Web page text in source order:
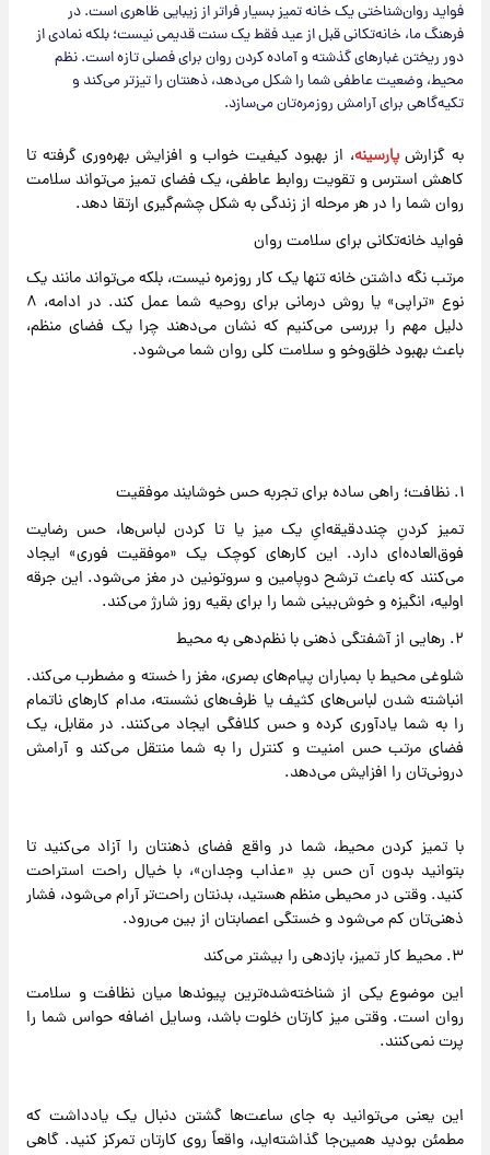
فواید روان‌شناختی یک خانه‌ تمیز بسیار فراتر از زیبایی ظاهری است. در
فرهنگ ما، خانه‌تکانی قبل از عید فقط یک سنت قدیمی نیست؛ بلکه نمادی از
دور ریختن غبارهای گذشته و آماده کردن روان برای فصلی تازه است. نظم
محیط، وضعیت عاطفی شما را شکل می‌دهد، ذهنتان را تیزتر می‌کند و
تکیه‌گاهی برای آرامش روزمره‌تان می‌سازد.
به گزارشپارسینه، از بهبود کیفیت خواب و افزایش بهره‌وری گرفته تا
کاهش استرس و تقویت روابط عاطفی، یک فضای تمیز می‌تواند سلامت
روان شما را در هر مرحله از زندگی به شکل چشم‌گیری ارتقا دهد.
فواید خانه‌تکانی برای سلامت روان
مرتب نگه داشتن خانه تنها یک کار روزمره نیست، بلکه می‌تواند مانند یک
نوع «تراپی» یا روش درمانی برای روحیه شما عمل کند. در ادامه، ۸
دلیل مهم را بررسی می‌کنیم که نشان می‌دهند چرا یک فضای منظم،
باعث بهبود خلق‌وخو و سلامت کلی روان شما می‌شود.
۱. نظافت؛ راهی ساده برای تجربه حس خوشایند موفقیت
تمیز کردنِ چنددقیقه‌ایِ یک میز یا تا کردن لباس‌ها، حس رضایت
فوق‌العاده‌ای دارد. این کارهای کوچک یک «موفقیت فوری» ایجاد
می‌کنند که باعث ترشح دوپامین و سروتونین در مغز می‌شود. این جرقه
اولیه، انگیزه و خوش‌بینی شما را برای بقیه روز شارژ می‌کند.
۲. رهایی از آشفتگی ذهنی با نظم‌دهی به محیط
شلوغی محیط با بمباران پیام‌های بصری، مغز را خسته و مضطرب می‌کند.
انباشته شدن لباس‌های کثیف یا ظرف‌های نشسته، مدام کارهای ناتمام
را به شما یادآوری کرده و حس کلافگی ایجاد می‌کنند. در مقابل، یک
فضای مرتب حس امنیت و کنترل را به شما منتقل می‌کند و آرامش
درونی‌تان را افزایش می‌دهد.
با تمیز کردن محیط، شما در واقع فضای ذهنتان را آزاد می‌کنید تا
بتوانید بدون آن حس بدِ «عذاب وجدان»، با خیال راحت استراحت
کنید. وقتی در محیطی منظم هستید، بدنتان راحت‌تر آرام می‌شود، فشار
ذهنی‌تان کم می‌شود و خستگی اعصابتان از بین می‌رود.
۳. محیط کار تمیز، بازدهی را بیشتر می‌کند
این موضوع یکی از شناخته‌شده‌ترین پیوندها میان نظافت و سلامت
روان است. وقتی میز کارتان خلوت باشد، وسایل اضافه حواس شما را
پرت نمی‌کنند.
این یعنی می‌توانید به جای ساعت‌ها گشتن دنبال یک یادداشت که
مطمئن بودید همین‌جا گذاشته‌اید، واقعاً روی کارتان تمرکز کنید. گاهی